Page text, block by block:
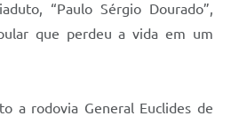
“Paulo Sérgio Dourado”,
que perdeu a vida em um
a rodovia General Euclides de